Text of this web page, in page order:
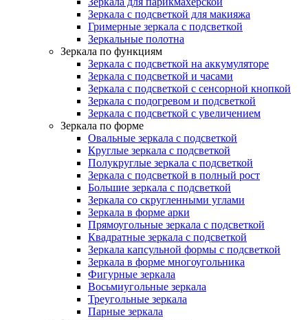
Зеркала с подсветкой для макияжа
Гримерные зеркала с подсветкой
Зеркальные полотна
Зеркала по функциям
Зеркала с подсветкой на аккумуляторе
Зеркала с подсветкой и часами
Зеркала с подсветкой с сенсорной кнопкой
Зеркала с подогревом и подсветкой
Зеркала с подсветкой с увеличением
Зеркала по форме
Овальные зеркала с подсветкой
Круглые зеркала с подсветкой
Полукруглые зеркала с подсветкой
Зеркала с подсветкой в полный рост
Большие зеркала с подсветкой
Зеркала со скругленными углами
Зеркала в форме арки
Прямоугольные зеркала с подсветкой
Квадратные зеркала с подсветкой
Зеркала капсульной формы с подсветкой
Зеркала в форме многоугольника
Фигурные зеркала
Восьмиугольные зеркала
Треугольные зеркала
Парные зеркала